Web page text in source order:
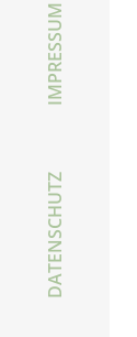
DATENSCHUTZ
IMPRESSUM